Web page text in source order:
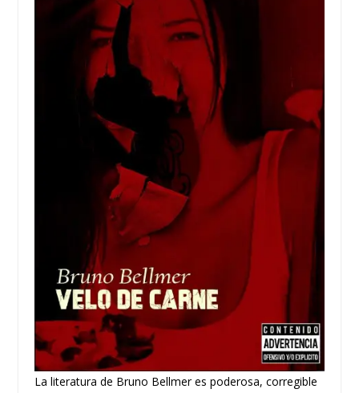
La literatura de Bruno Bellmer es poderosa, corregible